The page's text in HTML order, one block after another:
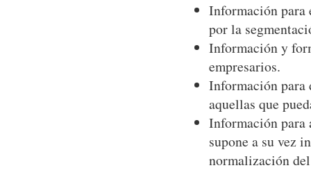
Información para
por la
Información y
empresarios.
Información para
aquellas que
Información para
supone a su vez
normalización